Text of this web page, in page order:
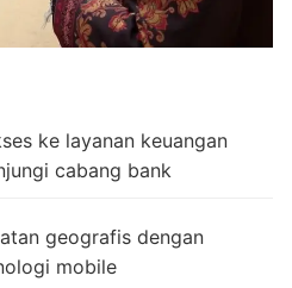
ke layanan keuangan
cabang bank
geografis dengan
mobile